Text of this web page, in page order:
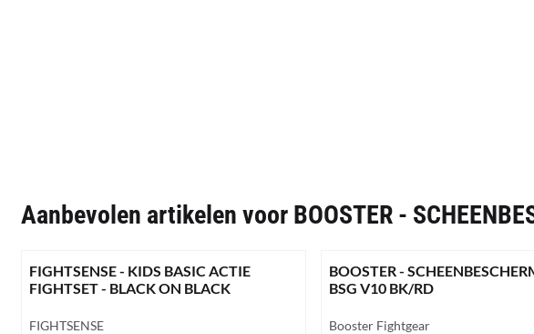
Aanbevolen artikelen voor BOOSTER -
FIGHTSENSE - KIDS BASIC ACTIE
FIGHTSET - BLACK ON BLACK
Merk:
FIGHTSENSE
BOOSTER -
BSG V10 BK/RD
Merk:
Booster Fightgear